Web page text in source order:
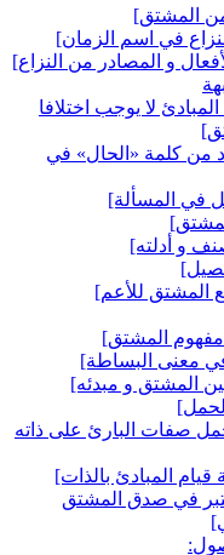
من المشتق‏]
في اسم الزمان‏]
و المصادر من النزاع‏]
لا يوجب اختلافا
من كلمة «الحال» في
في المسألة]
مفهوم المشتق‏]
معنى البساطة]
المشتق و مبدئه‏]
حمل صفات البارئ على ذاته
المبادئ بالذات‏]
في صدق المشتق